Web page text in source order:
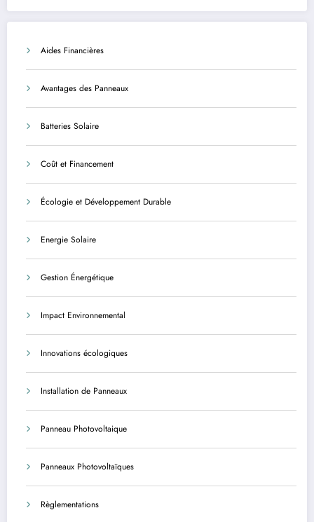
et sécurisée
Aides Financières
Avantages des Panneaux
Batteries Solaire
Coût et Financement
Écologie et Développement Durable
Energie Solaire
Gestion Énergétique
Impact Environnemental
Innovations écologiques
Installation de Panneaux
Panneau Photovoltaique
Panneaux Photovoltaïques
Règlementations